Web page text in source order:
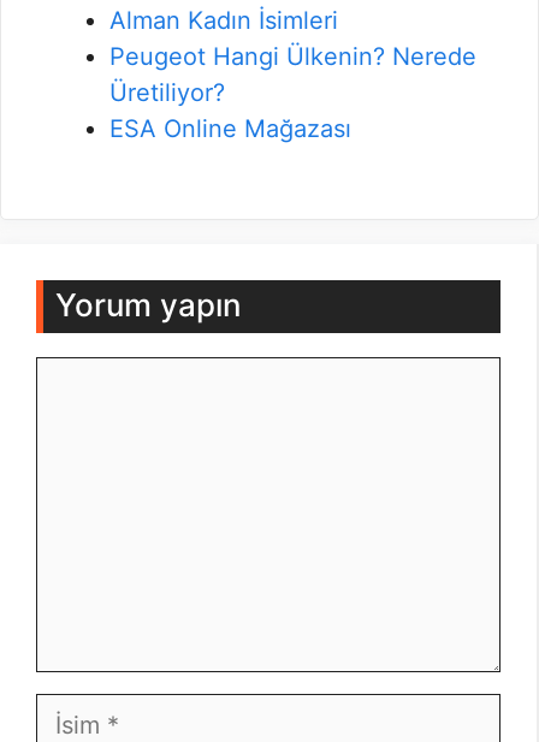
Alman Kadın İsimleri
Peugeot Hangi Ülkenin? Nerede
Üretiliyor?
ESA Online Mağazası
Yorum yapın
İsim